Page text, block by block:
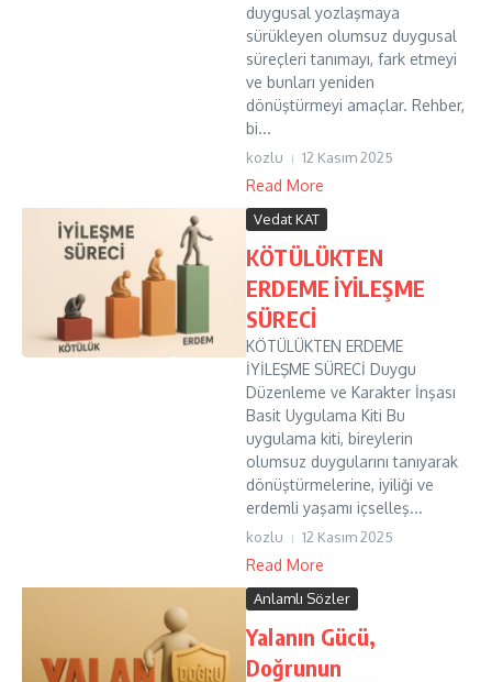
duygusal yozlaşmaya
sürükleyen olumsuz duygusal
süreçleri tanımayı, fark etmeyi
ve bunları yeniden
dönüştürmeyi amaçlar. Rehber,
bi...
kozlu 12 Kasım 2025
Read More
Vedat KAT
KÖTÜLÜKTEN
ERDEME İYİLEŞME
SÜRECİ
KÖTÜLÜKTEN ERDEME
İYİLEŞME SÜRECİ Duygu
Düzenleme ve Karakter İnşası
Basit Uygulama Kiti Bu
uygulama kiti, bireylerin
olumsuz duygularını tanıyarak
dönüştürmelerine, iyiliği ve
erdemli yaşamı içselleş...
kozlu 12 Kasım 2025
Read More
Anlamlı Sözler
Yalanın Gücü,
Doğrunun